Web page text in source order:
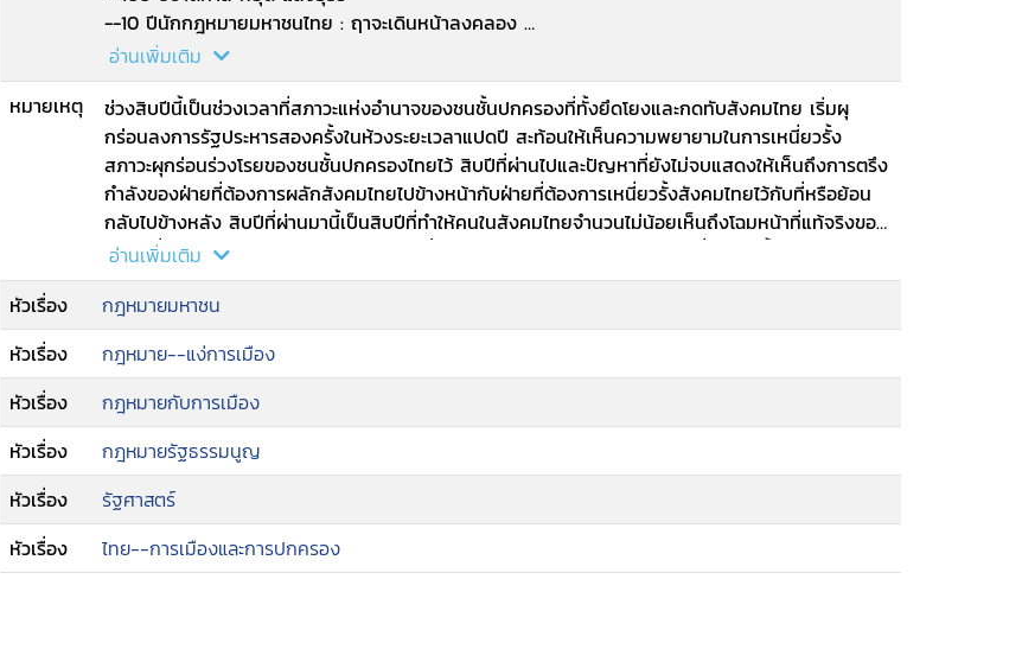
--10 ปีนักกฎหมายมหาชนไทย : ฤาจะเดินหน้าลงคลอง
--นิติรัฐกับความยุติธรรมทางสังคม
--หลักนิติรัฐและหลักนิติธรรม
--ประกาศนิติราษฎร์ ฉบับที่ 8 ตุลาการภิวัฒน์กับความบิดเบือน
--ประกาศนิติราษฎร์ ฉบับที่ 22 ปัญหาขององค์กรอิสระ
--ประกาศนิติราษฎร์ ฉบับที่ 28 การลบล้างคำพิพากษาที่ขัดหลักการ
--ประกาศนิติราษฎร์ ฉบับที่ 34 จุดยืนคณะนิติราษฎร์
--คณะราษฏรกับการเปลี่ยนแปลงด้านกฎหมาย
--การขึ้นสู่อำนาจของฮิตเลอร์ฯ
--กฎหมายกับความเป็นธรรม
--เรื่องมาตรา 7 และนายกฯ พระราชทาน
--ผู้มีอำนาจตีความกฎหมายคือผู้ทรงอำนาจโดยแท้จริง ^tกรณีศาลรัฐธรรมนูญตัดสินให้นายกรัฐมนตรี
สมัคร สุนทรเวช พ้นจากตำแหน่งเนื่องจากจัดรายการทำอาหารทางโทรทัศน์
--การสร้างพลเมืองกับการพัฒนาประชาธิปไตยไทย
--โปรดฟังอีกครั้งหนึ่ง ไม่ยอมรับรัฐประหาร
--วิพากษ์นักกฎหมาย
--ปัญหาของกฎหมายหมิ่นประมาทพระมหากษัตริย์
--112 กับความหมายในวงเล็บ (ที่เงียบจนแสบแก้วหู)
--ศักดิ์ศรความเป็นมนุษย์ สิทธิเสรีภาพ ประชาธิปไตย.
อ่านเพิ่มเติม
หมายเหตุ
ช่วงสิบปีนี้เป็นช่วงเวลาที่สภาวะแห่งอำนาจของชนชั้นปกครองที่ทั้งยึดโยงและกดทับสังคมไทย เริ่มผุ
กร่อนลงการรัฐประหารสองครั้งในห้วงระยะเวลาแปดปี สะท้อนให้เห็นความพยายามในการเหนี่ยวรั้ง
สภาวะผุกร่อนร่วงโรยของชนชั้นปกครองไทยไว้ สิบปีที่ผ่านไปและปัญหาที่ยังไม่จบแสดงให้เห็นถึงการตรึง
กำลังของฝ่ายที่ต้องการผลักสังคมไทยไปข้างหน้ากับฝ่ายที่ต้องการเหนี่ยวรั้งสังคมไทยไว้กับที่หรือย้อน
กลับไปข้างหลัง สิบปีที่ผ่านมานี้เป็นสิบปีที่ทำให้คนในสังคมไทยจำนวนไม่น้อยเห็นถึงโฉมหน้าที่แท้จริงของ
สังคมที่เราอาศัยอยู่ ในอีกหลายปีข้างหน้าเมื่อมองย้อนกลับมา เราจะพบว่าสิบปีที่ผ่านมานี้เป็นสิบปีแห่ง
ความสูญเสียทั้งในแง่ของชีวิตผู้คนที่เข้าร่วมต่อสู้ทางการเมือง และทั้งในแง่ศรัทธาที่มีต่อคุณค่ารากฐาน
ของสังคม เป็นสิบปีที่สิ่งที่เร้นอยู่ในสังคมไทยเริ่มเผยตัวออกมาอย่างยากที่จะอำพรางต่อไปได้ เป็นสิบปีที่
จะเป็นฐานแห่งการเปลี่ยนแปลงในอนาคตอย่างแน่นอน.
อ่านเพิ่มเติม
หัวเรื่อง
กฎหมายมหาชน
หัวเรื่อง
กฎหมาย--แง่การเมือง
หัวเรื่อง
กฎหมายกับการเมือง
หัวเรื่อง
กฎหมายรัฐธรรมนูญ
หัวเรื่อง
รัฐศาสตร์
หัวเรื่อง
ไทย--การเมืองและการปกครอง